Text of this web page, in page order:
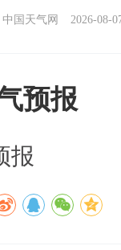
中国天气网 2026-08-
预报
报